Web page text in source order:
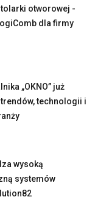
otworowej -
dla firmy
„OKNO” już
technologii i
wysoką
systemów